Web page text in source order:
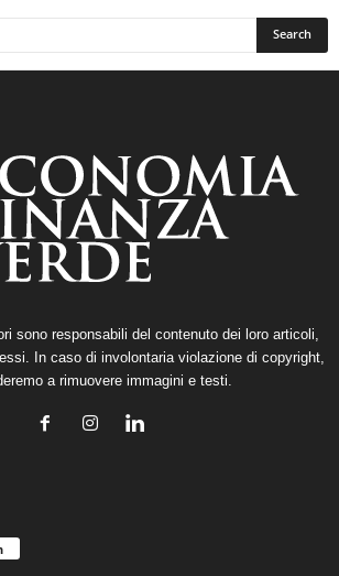
sono responsabili del contenuto dei loro articoli,
In caso di involontaria violazione di copyright,
a rimuovere immagini e testi.